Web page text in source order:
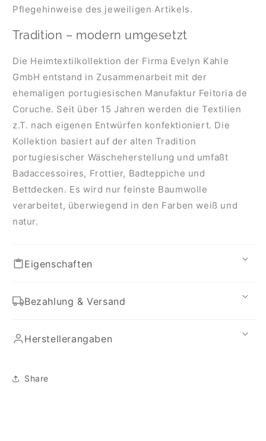
Pflegehinweise des jeweiligen Artikels.
Tradition – modern umgesetzt
Die Heimtextilkollektion der Firma Evelyn Kahle
GmbH entstand in Zusammenarbeit mit der
ehemaligen portugiesischen Manufaktur Feitoria de
Coruche. Seit über 15 Jahren werden die Textilien
z.T. nach eigenen Entwürfen konfektioniert. Die
Kollektion basiert auf der alten Tradition
portugiesischer Wäscheherstellung und umfaßt
Badaccessoires, Frottier, Badteppiche und
Bettdecken. Es wird nur feinste Baumwolle
verarbeitet, überwiegend in den Farben weiß und
natur.
Eigenschaften
Bezahlung & Versand
Herstellerangaben
Share